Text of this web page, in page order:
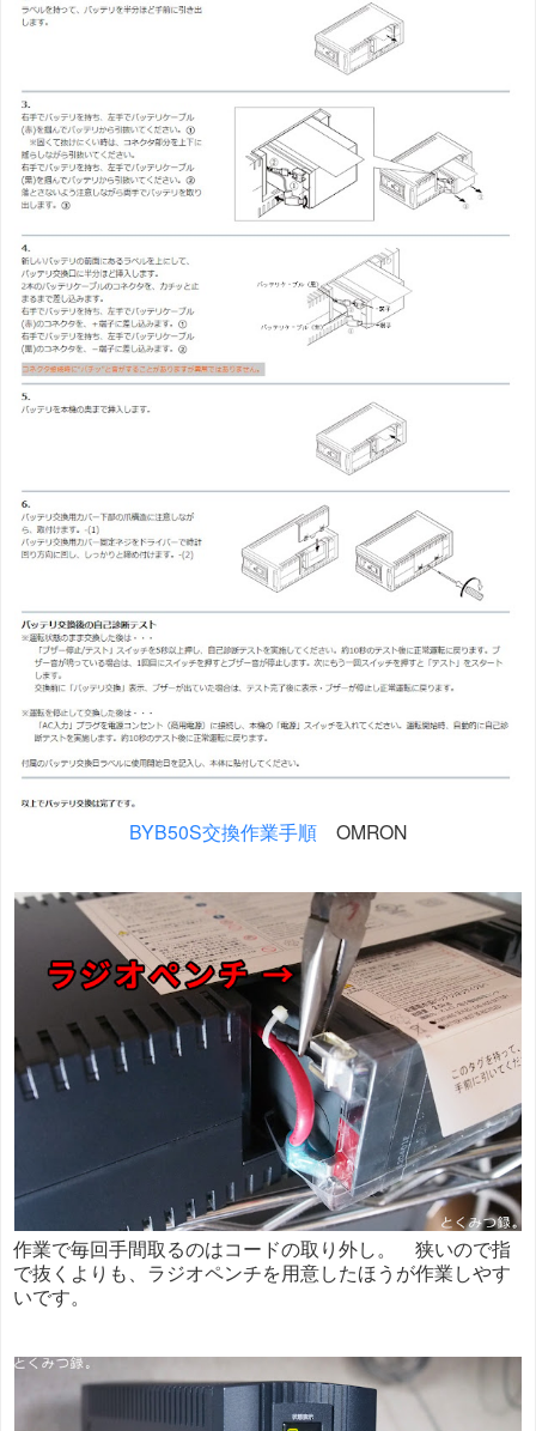
BYB50S交換作業手順 OMRON
作業で毎回手間取るのはコードの取り外し。 狭いので指
で抜くよりも、ラジオペンチを用意したほうが作業しやす
いです。